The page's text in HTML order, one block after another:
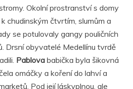
Okolní prostranství s domy
chudinským čtvrtím, slumům a
se potulovaly gangy pouličních
Drsní obyvatelé Medellínu tvrdě
Pablova babička byla šikovná
omáčky a koření do lahví a
Pod její láskyplnou, ale